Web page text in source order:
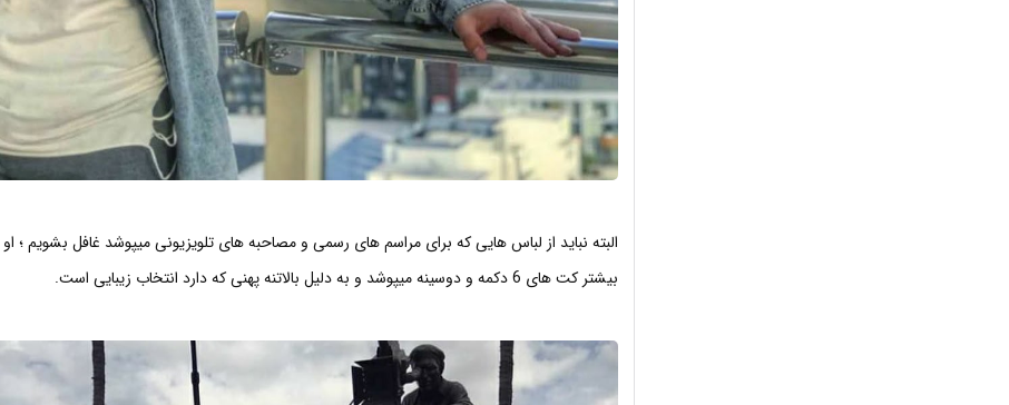
البته نباید از لباس هایی که برای مراسم های رسمی و مصاحبه های تلویزیونی میپوشد غافل بشویم ؛
بیشتر کت های 6 دکمه و دوسینه میپوشد و به دلیل بالاتنه پهنی که دارد انتخاب زیبایی است.